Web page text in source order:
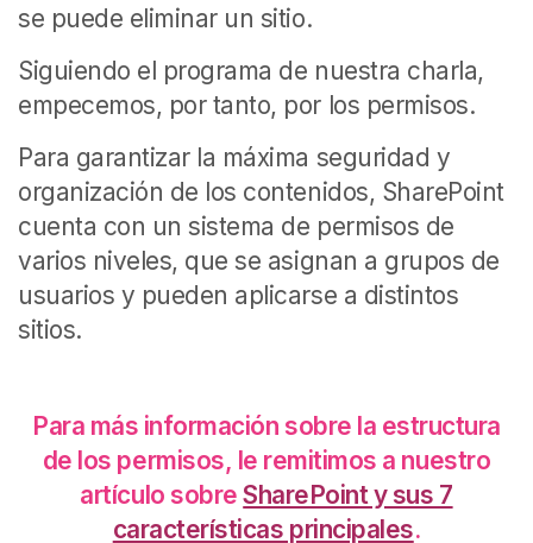
se puede eliminar un sitio.
Siguiendo el programa de nuestra charla,
empecemos, por tanto, por los permisos.
Para garantizar la máxima seguridad y
organización de los contenidos, SharePoint
cuenta con un sistema de permisos de
varios niveles, que se asignan a grupos de
usuarios y pueden aplicarse a distintos
sitios.
Para más información sobre la estructura
de los permisos, le remitimos a nuestro
artículo sobreSharePoint y sus 7
características principales.